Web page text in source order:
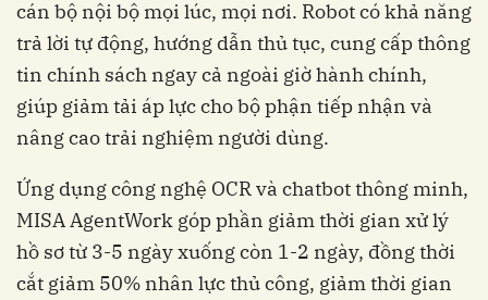
cán bộ nội bộ mọi lúc, mọi nơi. Robot có khả năng
trả lời tự động, hướng dẫn thủ tục, cung cấp thông
tin chính sách ngay cả ngoài giờ hành chính,
giúp giảm tải áp lực cho bộ phận tiếp nhận và
nâng cao trải nghiệm người dùng.
Ứng dụng công nghệ OCR và chatbot thông minh,
MISA AgentWork góp phần giảm thời gian xử lý
hồ sơ từ 3-5 ngày xuống còn 1-2 ngày, đồng thời
cắt giảm 50% nhân lực thủ công, giảm thời gian